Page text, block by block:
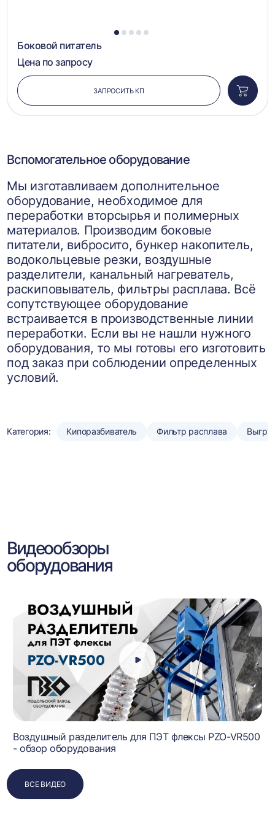
1 2 3 4 5
Боковой питатель
Цена по запросу
ЗАПРОСИТЬ КП
в
Вспомогательное оборудование
Мы изготавливаем дополнительное
оборудование, необходимое для
переработки вторсырья и полимерных
материалов. Производим боковые
питатели, вибросито, бункер накопитель,
водокольцевые резки, воздушные
разделители, канальный нагреватель,
раскиповыватель, фильтры расплава. Всё
сопутствующее оборудование
встраивается в производственные линии
переработки. Если вы не нашли нужного
оборудования, то мы готовы его изготовить
под заказ при соблюдении определенных
условий.
Категория: Кипоразбиватель Фильтр расплава
Видеообзоры
оборудования
Воздушный разделитель для ПЭТ флексы PZO-VR500
- обзор оборудования
ВСЕ ВИДЕО